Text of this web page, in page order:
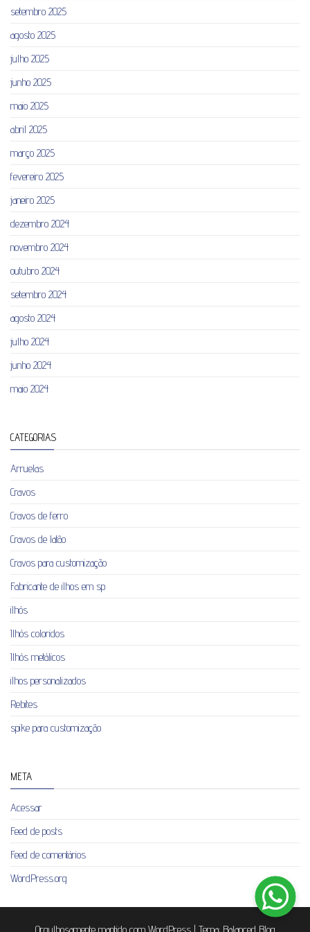
setembro 2025
agosto 2025
julho 2025
junho 2025
maio 2025
abril 2025
março 2025
fevereiro 2025
janeiro 2025
dezembro 2024
novembro 2024
outubro 2024
setembro 2024
agosto 2024
julho 2024
junho 2024
maio 2024
CATEGORIAS
Arruelas
Cravos
Cravos de ferro
Cravos de latão
Cravos para customização
Fabricante de ilhos em sp
ilhós
Ilhós coloridos
Ilhós metálicos
ilhos personalizados
Rebites
spike para customização
META
Acessar
Feed de posts
Feed de comentários
WordPress.org